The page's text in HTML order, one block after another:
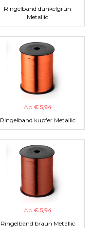
Ringelband dunkelgrün
Metallic
Ab € 5,94
Ringelband kupfer Metallic
Ab € 5,94
Ringelband braun Metallic